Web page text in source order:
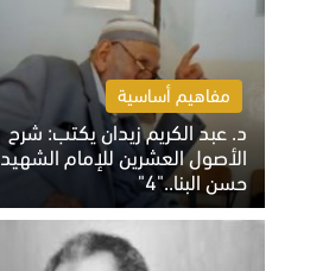
مفاهيم أساسية
د. عبد الكريم زيدان يكتب: شرح
الأصول العشرين للإمام الشهيد
حسن البنا.."4"
الخميس 6 أغسطس 2026 10:27 ص